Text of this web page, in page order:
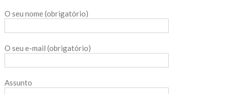
O seu nome (obrigatório)
O seu e-mail (obrigatório)
Assunto